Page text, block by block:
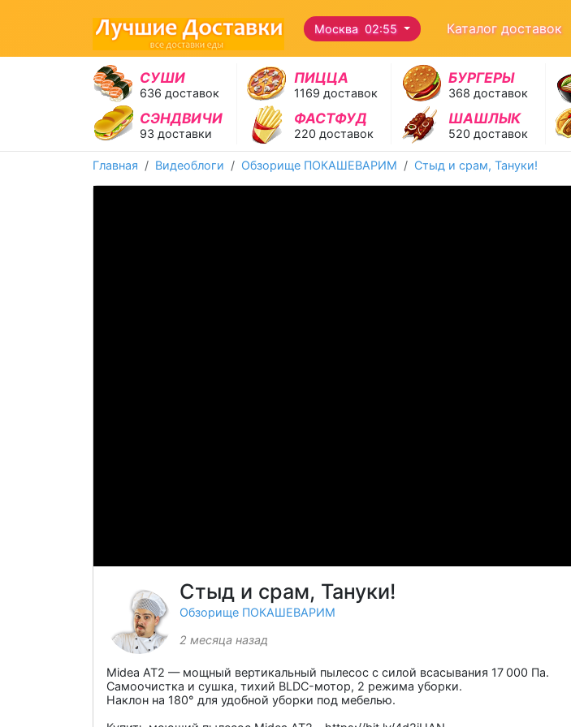
Москва 02:55 Каталог доставок
СУШИ
636 доставок
ПИЦЦА
1169 доставок
БУРГЕРЫ
368 доставок
СЭНДВИЧИ
93 доставки
ФАСТФУД
220 доставок
ШАШЛЫК
520 доставок
Главная Видеоблоги Обзорище ПОКАШЕВАРИМ Стыд и срам, Тануки!
Стыд и срам, Тануки!
Обзорище ПОКАШЕВАРИМ
2 месяца назад
Midea AT2 — мощный вертикальный пылесос с силой всасывания 17 000 Па.
Самоочистка и сушка, тихий BLDC-мотор, 2 режима уборки.
Наклон на 180° для удобной уборки под мебелью.